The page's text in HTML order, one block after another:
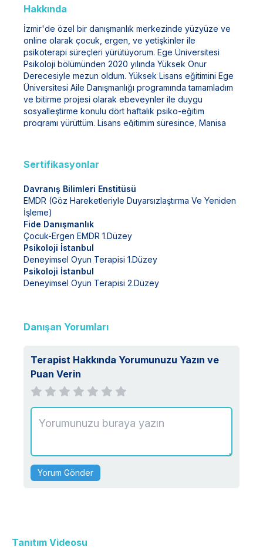
Hakkında
İzmir'de özel bir danışmanlık merkezinde yüzyüze ve
online olarak çocuk, ergen, ve yetişkinler ile
psikoterapi süreçleri yürütüyorum. Ege Üniversitesi
Psikoloji bölümünden 2020 yılında Yüksek Onur
Derecesiyle mezun oldum. Yüksek Lisans eğitimini Ege
Üniversitesi Aile Danışmanlığı programında tamamladım
ve bitirme projesi olarak ebeveynler ile duygu
sosyalleştirme konulu dört haftalık psiko-eğitim
programı yürüttüm. Lisans eğitimim süresince, Manisa
Mezuniyetimin ardından özel eğitim kursu ve aile
danışma merkezinde Uzman Psikolog olarak; okullarda
ile eş zamanlı olarak psikoterapi çalışmalarımı
sürdürdüm. Aldığım eğitimler: -EMDR (Çocuk-Ergen-
Yetişkin) -Deneyimsel Oyun Terapisi (2.düzey) -
Psikodrama temel aşama (devam ediyor) -Çocuk
Değerlendirme ve Dikkat Testleri
Sertifikasyonlar
Davranış Bilimleri Enstitüsü
EMDR (Göz Hareketleriyle Duyarsızlaştırma Ve Yeniden
İşleme)
Fide Danışmanlık
Çocuk-Ergen EMDR 1.düzey
Psikoloji İstanbul
Deneyimsel Oyun Terapisi 1.düzey
Psikoloji İstanbul
Deneyimsel Oyun Terapisi 2.düzey
Danışan Yorumları
Terapist Hakkında Yorumunuzu Yazın ve
Puan Verin
Yorum Gönder
Tanıtım Videosu